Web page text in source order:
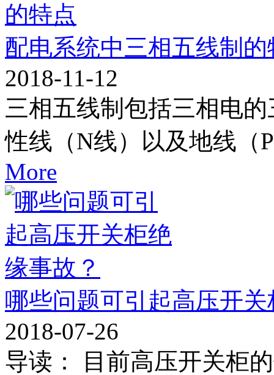
配电系统中三相五线制的
2018-11-12
三相五线制包括三相电
性线（N线）以及地线（
More
哪些问题可引起高压开
2018-07-26
导读： 目前高压开关柜